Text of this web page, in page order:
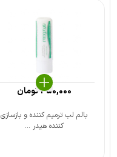
بالم لب ترمیم کننده و بازسازی
کننده هیدر ...
350,000تومان